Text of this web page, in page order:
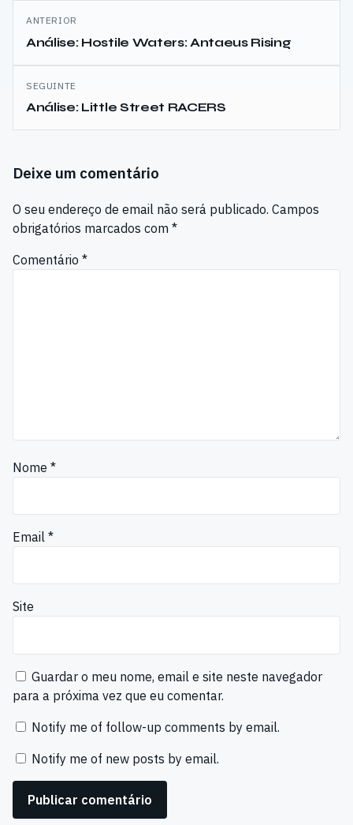
Navegação
de
artigos
ANTERIOR
Análise: Hostile Waters: Antaeus Rising
SEGUINTE
Análise: Little Street RACERS
Deixe um comentário
O seu endereço de email não será publicado. Campos
obrigatórios marcados com *
Comentário *
Nome *
Email *
Site
Guardar o meu nome, email e site neste navegador
para a próxima vez que eu comentar.
Notify me of follow-up comments by email.
Notify me of new posts by email.